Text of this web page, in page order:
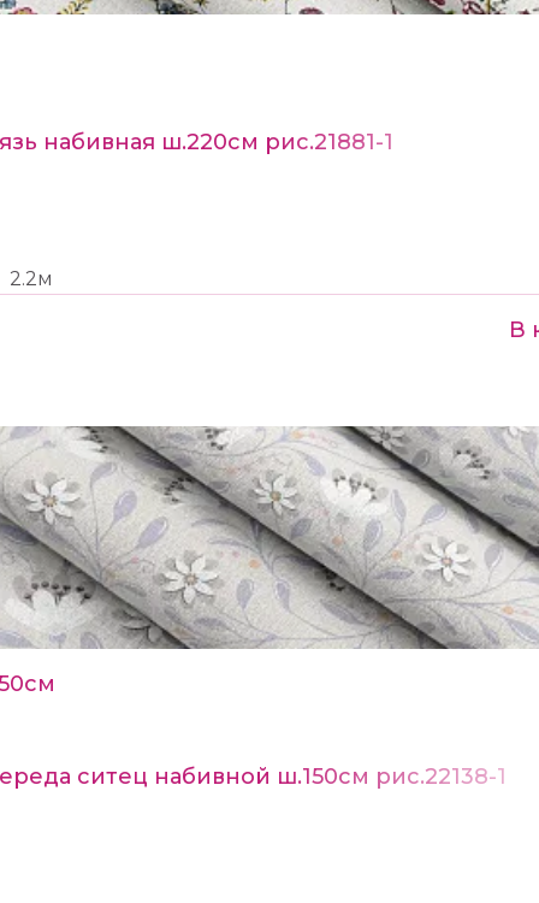
набивная ш.220см рис.21881-1
2.2м
В
ситец набивной ш.150см рис.22138-1